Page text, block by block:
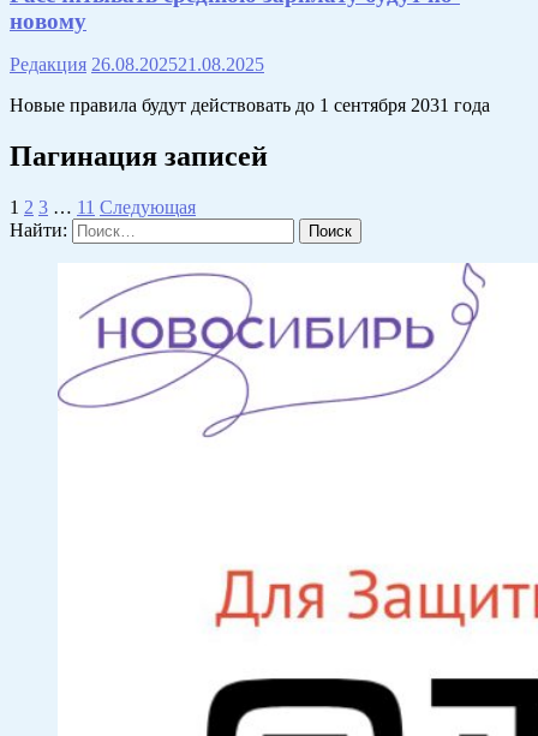
новому
Редакция 26.08.202521.08.2025
Новые правила будут действовать до 1 сентября 2031 года
Пагинация записей
1 2 3 … 11 Следующая
Найти: